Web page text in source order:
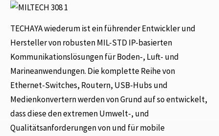
TECHAYA wiederum ist ein führender Entwickler und
Hersteller von robusten MIL-STD IP-basierten
Kommunikationslösungen für Boden-, Luft- und
Marineanwendungen. Die komplette Reihe von
Ethernet-Switches, Routern, USB-Hubs und
Medienkonvertern werden von Grund auf so entwickelt,
dass diese den extremen Umwelt-, und
Qualitätsanforderungen von und für mobile